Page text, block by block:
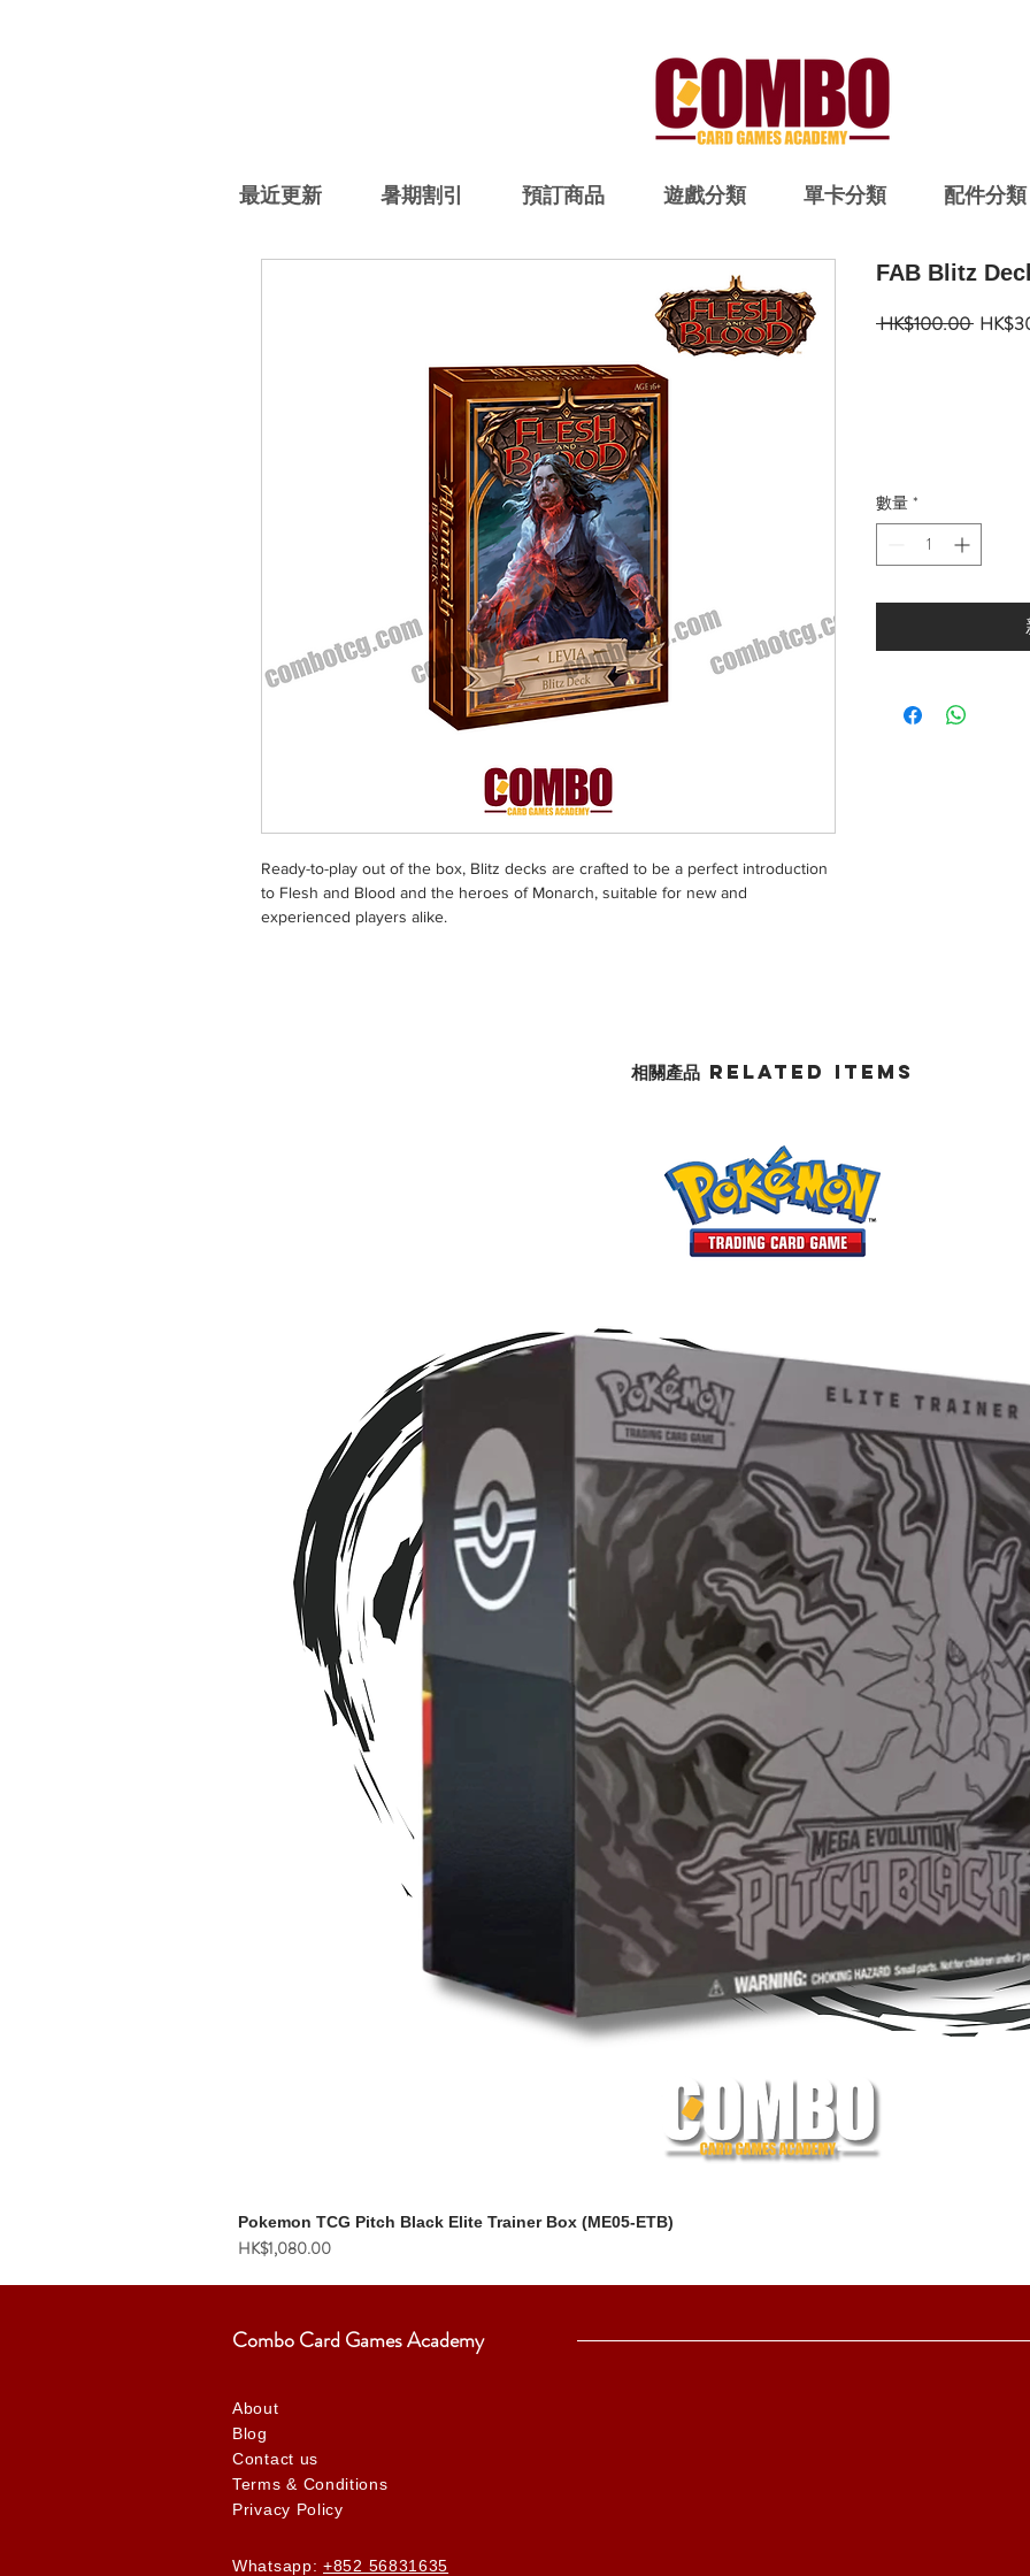
最近更新 暑期割引 預訂商品 遊戲分類 單卡分類 配件分類
Ready-to-play out of the box, Blitz decks are crafted to be a perfect introduction
to Flesh and Blood and the heroes of Monarch, suitable for new and
experienced players alike.
FAB Blitz
HK$100.00 一
數量 *
相關產品 Related Items
Pokemon TCG Pitch Black Elite Trainer Box (ME05-ETB)
價格
HK$1,080.00
Combo Card Games Academy
About
Blog
Contact us
Terms & Conditions
Privacy Policy
Whatsapp: +852 56831635